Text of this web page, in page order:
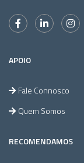
APOIO
Fale Connosco
Quem Somos
RECOMENDAMOS